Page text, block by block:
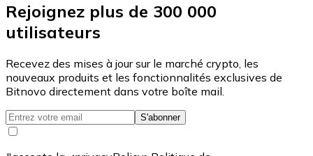
Rejoignez plus de 300 000
utilisateurs
Recevez des mises à jour sur le marché crypto, les
nouveaux produits et les fonctionnalités exclusives de
Bitnovo directement dans votre boîte mail.
S'abonner